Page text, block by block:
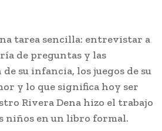
tarea sencilla: entrevistar a
de preguntas y las
su infancia, los juegos de su
y lo que significa hoy ser
Rivera Dena hizo el trabajo
niños en un libro formal.